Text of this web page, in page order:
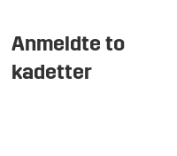
Anmeldte to
kadetter